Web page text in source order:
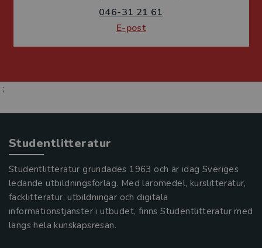
046-31 21 61
E-post
;
Studentlitteratur
Studentlitteratur grundades 1963 och är idag Sveriges
ledande utbildningsförlag. Med läromedel, kurslitteratur,
facklitteratur, utbildningar och digitala
informationstjänster i utbudet, finns Studentlitteratur med
längs hela kunskapsresan.